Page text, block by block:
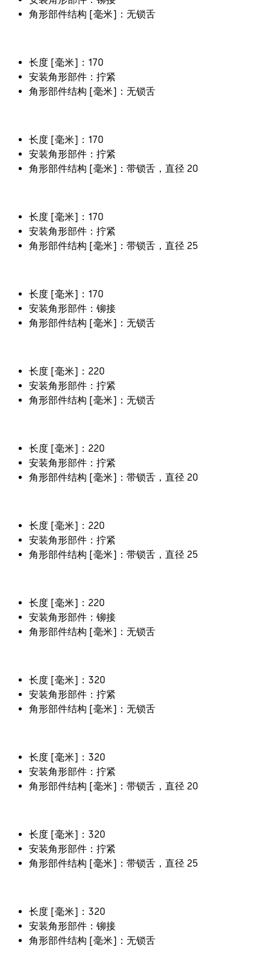
角形部件结构 [毫米]：无锁舌
长度 [毫米]：170
安装角形部件：拧紧
角形部件结构 [毫米]：无锁舌
长度 [毫米]：170
安装角形部件：拧紧
角形部件结构 [毫米]：带锁舌，直径 20
长度 [毫米]：170
安装角形部件：拧紧
角形部件结构 [毫米]：带锁舌，直径 25
长度 [毫米]：170
安装角形部件：铆接
角形部件结构 [毫米]：无锁舌
长度 [毫米]：220
安装角形部件：拧紧
角形部件结构 [毫米]：无锁舌
长度 [毫米]：220
安装角形部件：拧紧
角形部件结构 [毫米]：带锁舌，直径 20
长度 [毫米]：220
安装角形部件：拧紧
角形部件结构 [毫米]：带锁舌，直径 25
长度 [毫米]：220
安装角形部件：铆接
角形部件结构 [毫米]：无锁舌
长度 [毫米]：320
安装角形部件：拧紧
角形部件结构 [毫米]：无锁舌
长度 [毫米]：320
安装角形部件：拧紧
角形部件结构 [毫米]：带锁舌，直径 20
长度 [毫米]：320
安装角形部件：拧紧
角形部件结构 [毫米]：带锁舌，直径 25
长度 [毫米]：320
安装角形部件：铆接
角形部件结构 [毫米]：无锁舌